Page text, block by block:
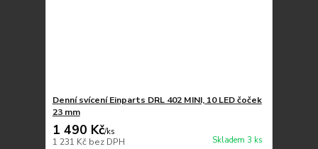
Denní svícení Einparts DRL 402 MINI, 10 LED čoček
23 mm
1 490 Kč/ks
1 231 Kč bez DPH Skladem 3 ks